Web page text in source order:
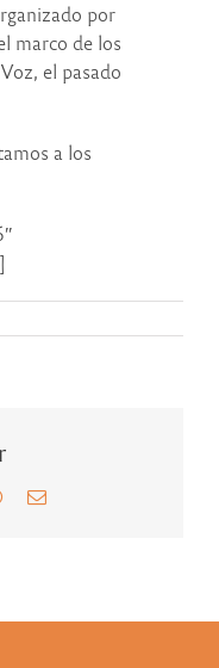
por
marco de los
el pasado
a los
WhatsApp
Correo